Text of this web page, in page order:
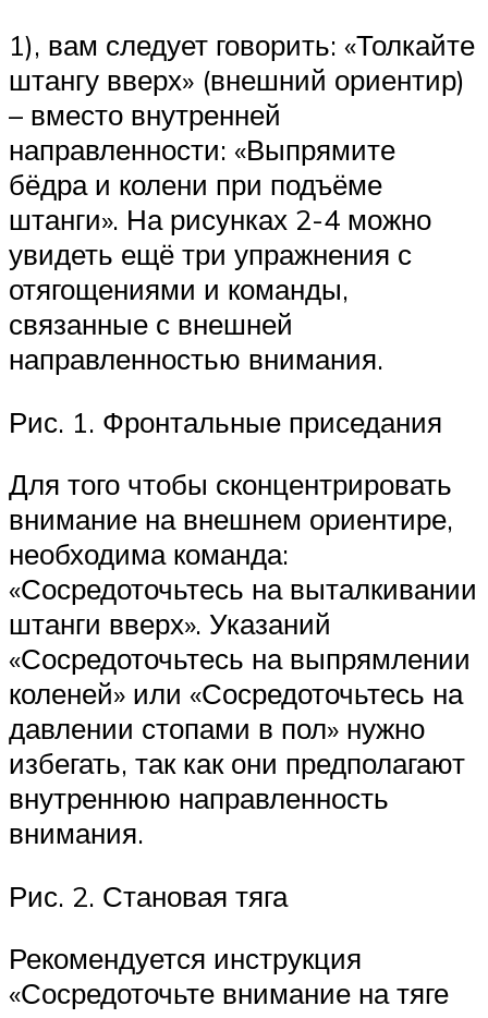
1), вам следует говорить: «Толкайте
штангу вверх» (внешний ориентир)
– вместо внутренней
направленности: «Выпрямите
бёдра и колени при подъёме
штанги». На рисунках 2-4 можно
увидеть ещё три упражнения с
отягощениями и команды,
связанные с внешней
направленностью внимания.
Рис. 1. Фронтальные приседания
Для того чтобы сконцентрировать
внимание на внешнем ориентире,
необходима команда:
«Сосредоточьтесь на выталкивании
штанги вверх». Указаний
«Сосредоточьтесь на выпрямлении
коленей» или «Сосредоточьтесь на
давлении стопами в пол» нужно
избегать, так как они предполагают
внутреннюю направленность
внимания.
Рис. 2. Становая тяга
Рекомендуется инструкция
«Сосредоточьте внимание на тяге